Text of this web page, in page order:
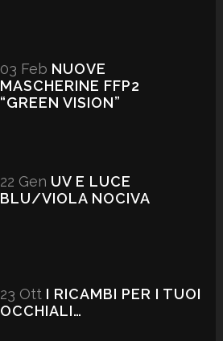
03 Feb NUOVE
MASCHERINE FFP2
“GREEN VISION”
22 Gen UV E LUCE
BLU/VIOLA NOCIVA
23 Ott I RICAMBI PER I TUOI
OCCHIALI…